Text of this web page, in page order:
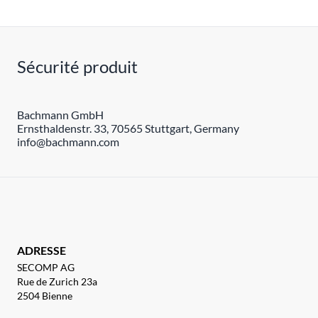
Sécurité produit
Bachmann GmbH
Ernsthaldenstr. 33, 70565 Stuttgart, Germany
info@bachmann.com
ADRESSE
SECOMP AG
Rue de Zurich 23a
2504 Bienne